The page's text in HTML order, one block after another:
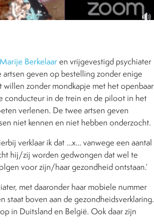
Marije Berkelaaren vrijgevestigd psychiater
artsen geven op bestelling zonder enige
zonder mondkapje met het openbaar
conducteur in de trein en de piloot in het
verlenen. De twee artsen geven
niet kennen en niet hebben onderzocht.
verklaar ik dat …x… vanwege een aantal
hij/zij worden gedwongen dat wel te
voor zijn/haar gezondheid ontstaan.’
met daaronder haar mobiele nummer
staat boven aan de gezondheidsverklaring.
in Duitsland en België. Ook daar zijn